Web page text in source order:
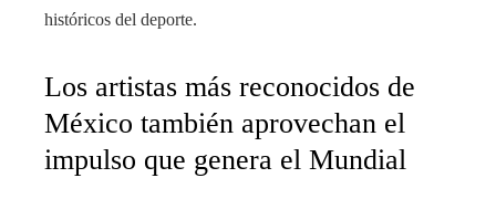
históricos del deporte.
Los artistas más reconocidos de
México también aprovechan el
impulso que genera el Mundial